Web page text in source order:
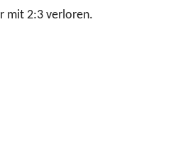
mit 2:3 verloren.